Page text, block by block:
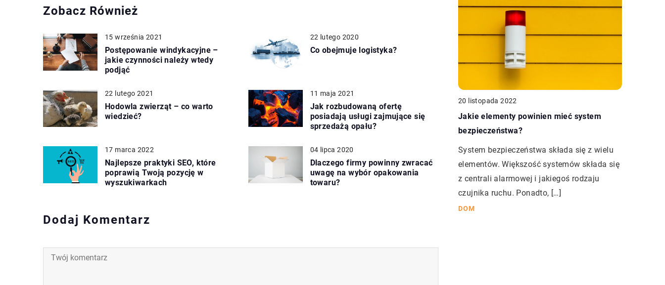
Zobacz Również
15 września 2021
Postępowanie windykacyjne –
jakie czynności należy wtedy
podjąć
22 lutego 2020
Co obejmuje logistyka?
22 lutego 2021
Hodowla zwierząt – co warto
wiedzieć?
11 maja 2021
Jak rozbudowaną ofertę
posiadają usługi zajmujące się
sprzedażą opału?
17 marca 2022
Najlepsze praktyki SEO, które
poprawią Twoją pozycję w
wyszukiwarkach
04 lipca 2020
Dlaczego firmy powinny zwracać
uwagę na wybór opakowania
towaru?
Dodaj Komentarz
20 listopada 2022
Jakie elementy powinien mieć system
bezpieczeństwa?
System bezpieczeństwa składa się z wielu
elementów. Większość systemów składa się
z centrali alarmowej i jakiegoś rodzaju
czujnika ruchu. Ponadto, […]
DOM